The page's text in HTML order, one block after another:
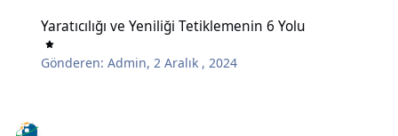
Yaratıcılığı ve Yeniliği Tetiklemenin 6 Yolu
Gönderen:Admin,2 Aralık , 2024